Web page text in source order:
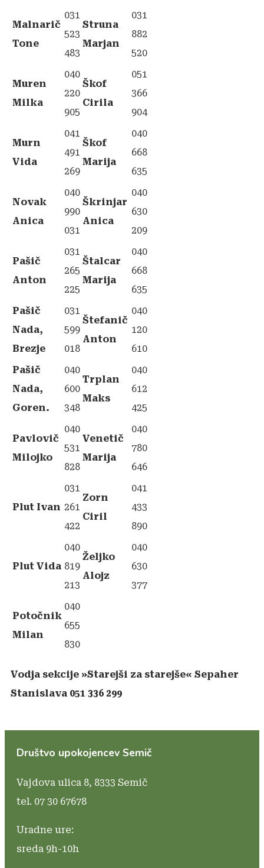
Malnarič
Tone
031
523
483
Struna
Marjan
031
882
520
Muren
Milka
040
220
905
Škof
Cirila
051
366
904
Murn
Vida
041
491
269
Škof
Marija
040
668
635
Novak
Anica
040
990
031
Škrinjar
Anica
040
630
209
Pašič
Anton
031
265
225
Štalcar
Marija
040
668
635
Pašič
Nada,
Brezje
031
599
018
Štefanič
Anton
040
120
610
Pašič
Nada,
Goren.
040
600
348
Trplan
Maks
040
612
425
Pavlovič
Milojko
040
531
828
Venetič
Marija
040
780
646
Plut Ivan
031
261
422
Zorn
Ciril
041
433
890
Plut Vida
040
819
213
Željko
Alojz
040
630
377
Potočnik
Milan
040
655
830
Vodja sekcije »Starejši za starejše« Sepaher
Stanislava 051 336 299
Društvo upokojencev Semič
Vajdova ulica 8, 8333 Semič
tel. 07 30 67678
Uradne ure:
sreda 9h-10h